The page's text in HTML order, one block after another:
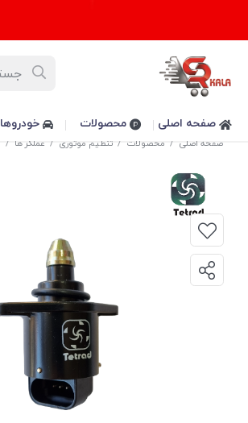
صفحه اصلی محصولات خودروها
صفحه اصلی / محصولات / تنظیم موتوری / عملگر ها /